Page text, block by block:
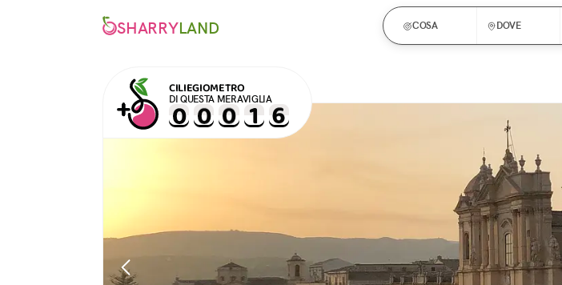
SHARRYLAND COSA DOVE
CILIEGIOMETRO
DI QUESTA MERAVIGLIA